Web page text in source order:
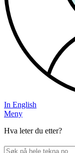
In English
Meny
Hva leter du etter?